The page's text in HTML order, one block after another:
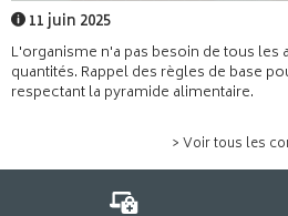
11 juin 2025
L'organisme n'a pas besoin de tous les
quantités. Rappel des règles de base
respectant la pyramide alimentaire.
> Voir tous les